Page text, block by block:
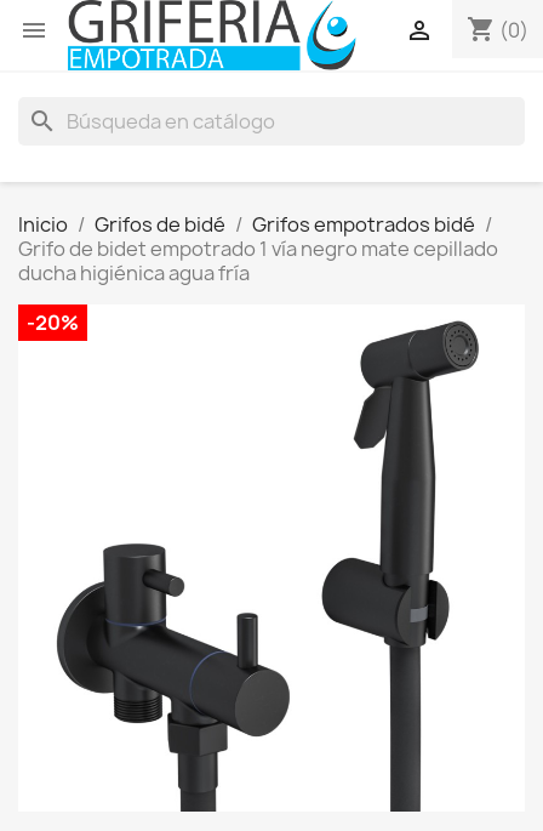
 shopping_cart (0)

search
Inicio Grifos de bidé
Grifos empotrados bidé
Grifo de bidet empotrado 1 vía negro mate cepillado
ducha higiénica agua fría
-20%